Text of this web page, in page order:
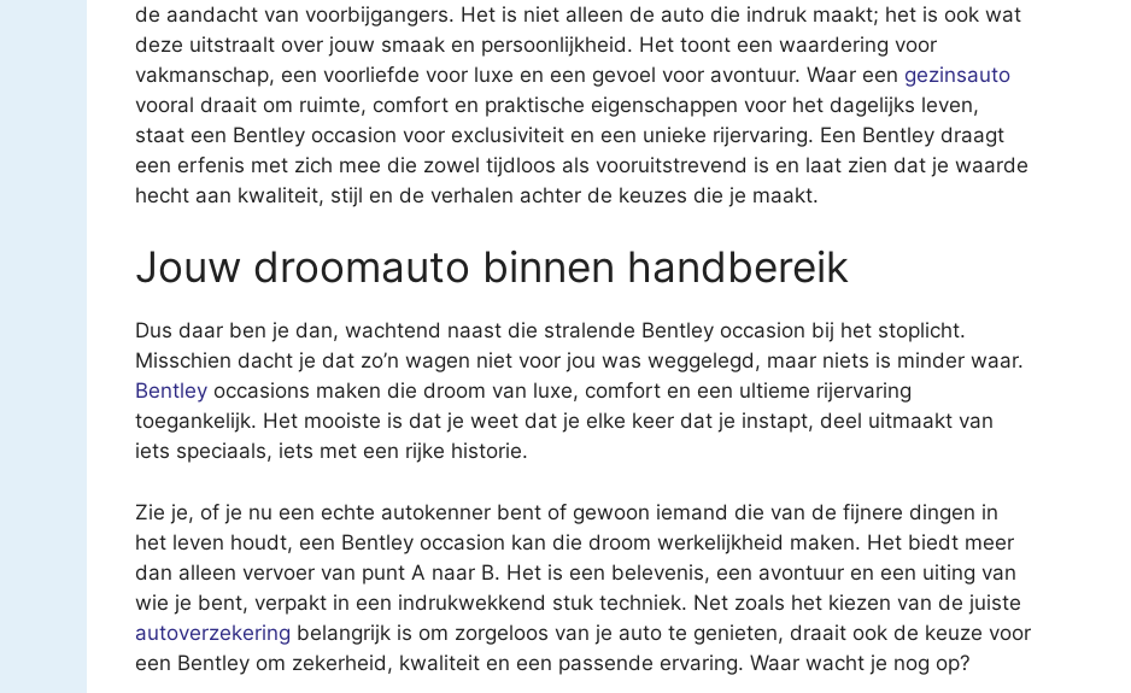
de aandacht van voorbijgangers. Het is niet alleen de auto die indruk maakt; het is ook wat
deze uitstraalt over jouw smaak en persoonlijkheid. Het toont een waardering voor
vakmanschap, een voorliefde voor luxe en een gevoel voor avontuur. Waar een gezinsauto
vooral draait om ruimte, comfort en praktische eigenschappen voor het dagelijks leven,
staat een Bentley occasion voor exclusiviteit en een unieke rijervaring. Een Bentley draagt
een erfenis met zich mee die zowel tijdloos als vooruitstrevend is en laat zien dat je waarde
hecht aan kwaliteit, stijl en de verhalen achter de keuzes die je maakt.
Jouw droomauto binnen handbereik
Dus daar ben je dan, wachtend naast die stralende Bentley occasion bij het stoplicht.
Misschien dacht je dat zo’n wagen niet voor jou was weggelegd, maar niets is minder waar.
Bentley occasions maken die droom van luxe, comfort en een ultieme rijervaring
toegankelijk. Het mooiste is dat je weet dat je elke keer dat je instapt, deel uitmaakt van
iets speciaals, iets met een rijke historie.
Zie je, of je nu een echte autokenner bent of gewoon iemand die van de fijnere dingen in
het leven houdt, een Bentley occasion kan die droom werkelijkheid maken. Het biedt meer
dan alleen vervoer van punt A naar B. Het is een belevenis, een avontuur en een uiting van
wie je bent, verpakt in een indrukwekkend stuk techniek. Net zoals het kiezen van de juiste
autoverzekering belangrijk is om zorgeloos van je auto te genieten, draait ook de keuze voor
een Bentley om zekerheid, kwaliteit en een passende ervaring. Waar wacht je nog op?